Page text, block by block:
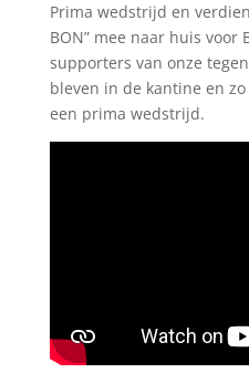
Prima wedstrijd en
BON” mee naar huis voor
supporters van onze
bleven in de kantine en
een prima wedstrijd.